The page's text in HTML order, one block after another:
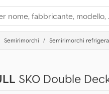
Semirimorchi Semirimorchi
SKO Double